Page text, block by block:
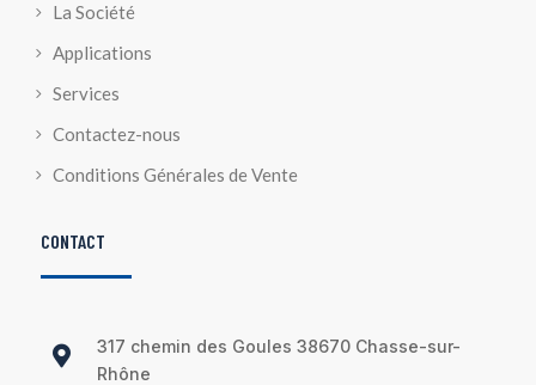
La Société
Applications
Services
Contactez-nous
Conditions Générales de Vente
CONTACT

317 chemin des Goules 38670 Chasse-sur-
Rhône